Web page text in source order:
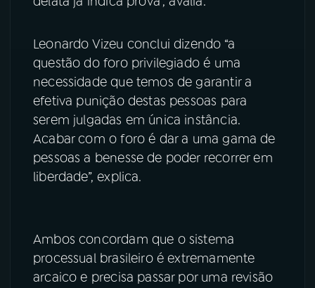
Leonardo Vizeu conclui dizendo “a
questão do foro privilegiado é uma
necessidade que temos de garantir a
efetiva punição destas pessoas para
serem julgadas em única instância.
Acabar com o foro é dar a uma gama de
pessoas a benesse de poder recorrer em
liberdade”, explica.
Ambos concordam que o sistema
processual brasileiro é extremamente
arcaico e precisa passar por uma revisão